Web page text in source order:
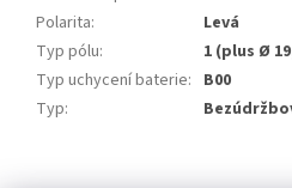
Polarita:
Levá
Typ pólu:
1 (plus Ø
Typ uchycení baterie: B00
Typ: